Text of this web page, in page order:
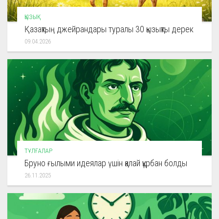
ҚЫЗЫҚ
Қазақтың джейрандары туралы 30 қызықты дерек
09.04.2026
ТҰЛҒАЛАР
Бруно ғылыми идеялар үшін қалай құрбан болды
26.11.2025